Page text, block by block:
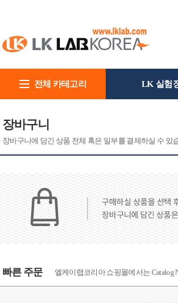
전체 카테고리 LK 실험
장바구니
장바구니에 담긴 상품 전체 혹은 일부를 결제하실 수 있
빠른 주문 엘케이랩코리아 쇼핑몰에서는 Catalog